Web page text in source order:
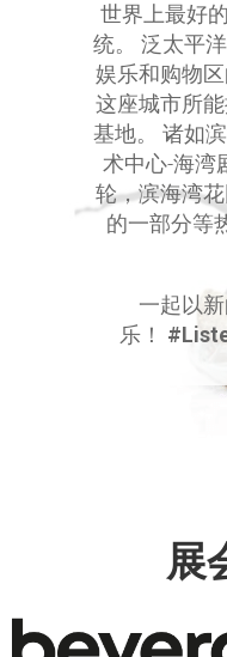
世界上最好
统。 泛太平
娱乐和购物
这座城市所
基地。 诸如
术中心-海湾
轮，滨海湾
的一部分等
一起以
乐！
展